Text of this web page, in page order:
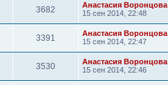
3682
Анастасия Воронцова
15 сен 2014, 22:48
3391
Анастасия Воронцова
15 сен 2014, 22:47
3530
Анастасия Воронцова
15 сен 2014, 22:46